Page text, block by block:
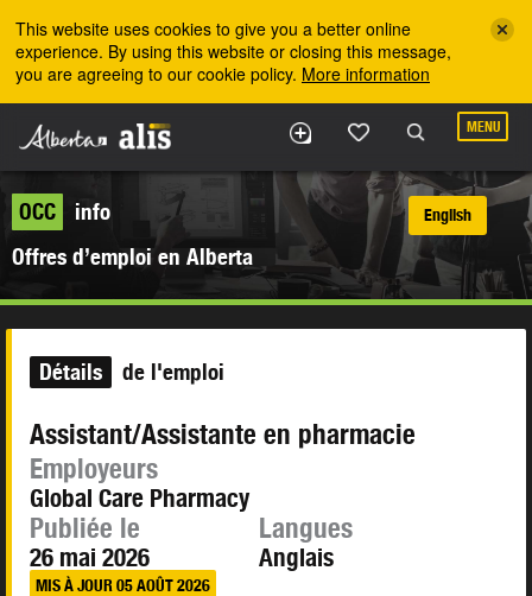
This website uses cookies to give you a better online
experience. By using this website or closing this message,
you are agreeing to our cookie policy. More information
MENU
OCC
info
Offres d’emploi en Alberta
English
Détails de l'emploi
Assistant/Assistante en pharmacie
Employeurs
Global Care Pharmacy
Publiée le
26 mai 2026
MIS À JOUR 05 AOÛT 2026
Langues
Anglais